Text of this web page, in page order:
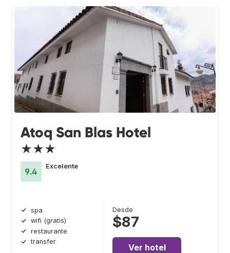
Atoq San Blas Hotel
★★★
9.4
Excelente
spa
wifi (gratis)
restaurante
transfer
Desde
$87
Ver hotel